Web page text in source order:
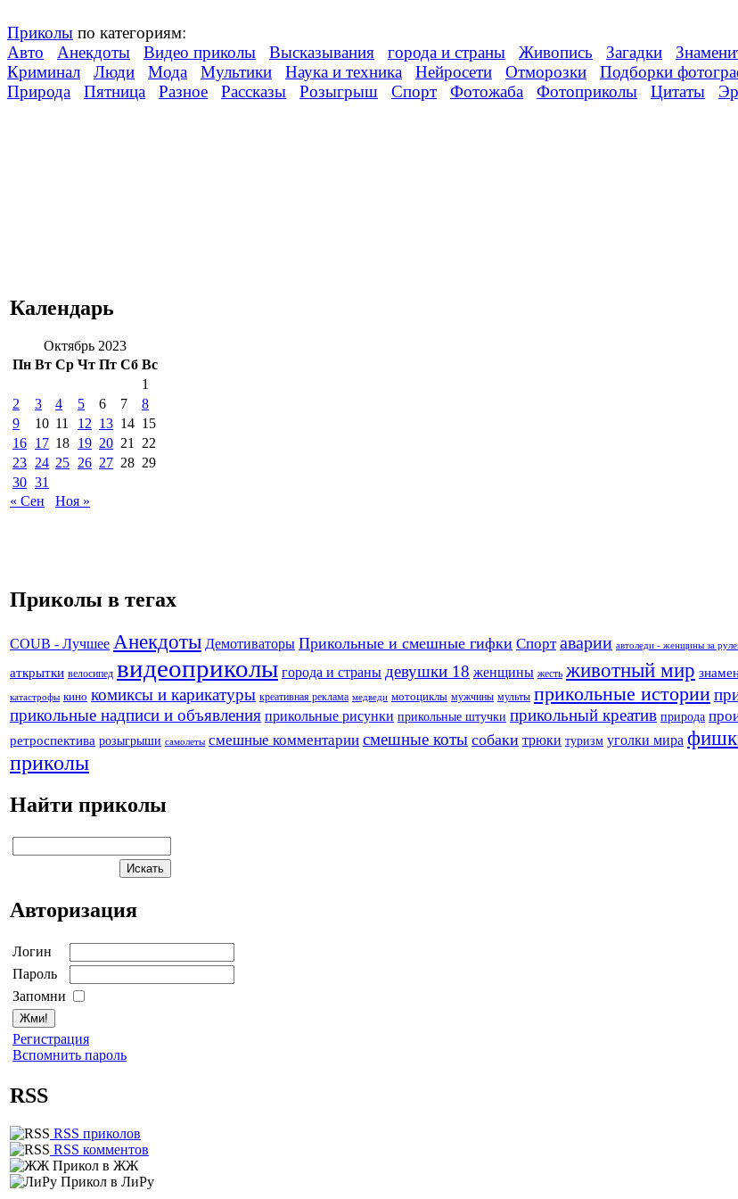
Приколы по категориям:
Авто
Анекдоты Видео приколы Высказывания города и страны Живопись Загадки
Криминал
Люди Мода Мультики Наука и техника Нейросети Отморозки Подборки
Природа
Пятница Разное Рассказы Розыгрыш Спорт Фотожаба Фотоприколы Цитаты
Календарь
Октябрь 2023
Пн Вт Ср Чт Пт Сб Вс
1
2
3 4 5 6 7
8
9
10 11 12 13 14 15
16 17 18 19 20 21
22
23 24 25 26 27 28 29
30 31
« Сен
Ноя »
Приколы в тегах
COUB - Лучшее Анекдоты Демотиваторы Прикольные и смешные гифки Спорт аварии автоледи - женщины за
аткрытки велосипед видеоприколы города и страны девушки 18 женщины жесть животный мир
катастрофы кино комиксы и карикатуры креативная реклама медведи мотоциклы мужчины мульты прикольные истории
прикольные надписи и объявления прикольные рисунки прикольные штучки прикольный креатив природа
ретроспектива розыгрыши самолеты смешные комментарии смешные коты собаки трюки туризм уголки мира
приколы
Найти приколы
Авторизация
Логин
Пароль
Запомни
Регистрация
Вспомнить пароль
RSS
RSS приколов
RSS комментов
Прикол в ЖЖ
Прикол в ЛиРу